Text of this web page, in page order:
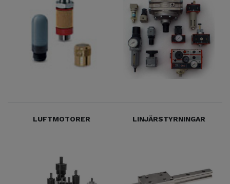
LUFTMOTORER LINJÄRSTYRNINGAR